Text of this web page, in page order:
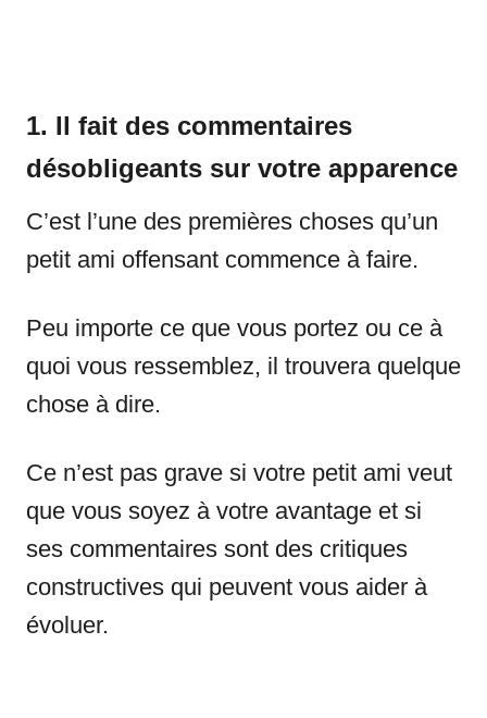
1. Il fait des commentaires
désobligeants sur votre apparence
C’est l’une des premières choses qu’un
petit ami offensant commence à faire.
Peu importe ce que vous portez ou ce à
quoi vous ressemblez, il trouvera quelque
chose à dire.
Ce n’est pas grave si votre petit ami veut
que vous soyez à votre avantage et si
ses commentaires sont des critiques
constructives qui peuvent vous aider à
évoluer.